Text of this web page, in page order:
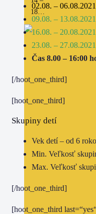
18…
02.08. –
09.08. –
16.08. –
23.08. –
Čas 8.00 – 16:00
[/hoot_one_third]
[hoot_one_third]
Skupiny detí
Vek detí – od 6
Min. Veľkosť
Max. Veľkosť
[/hoot_one_third]
[hoot_one_third